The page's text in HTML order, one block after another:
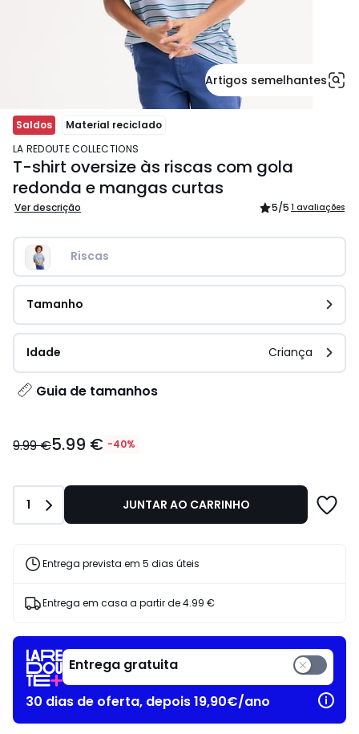
Artigos semelhantes
Saldos
Material reciclado
LA REDOUTE COLLECTIONS
T-shirt oversize às riscas com gola
redonda e mangas curtas
Ver descrição 5/5 1 avaliações
Riscas
Tamanho
Idade Criança
Guia de tamanhos
€
9.99
€
de
desconto
9.99 €5.99 € -40%
Quantidade
1 JUNTAR AO CARRINHO
Entrega prevista em 5 dias úteis
Entrega em casa a partir de4.99 €
Entrega gratuita
30 dias de oferta, depois 19,90€/ano